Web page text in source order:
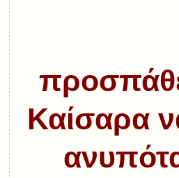
Καίσαρα